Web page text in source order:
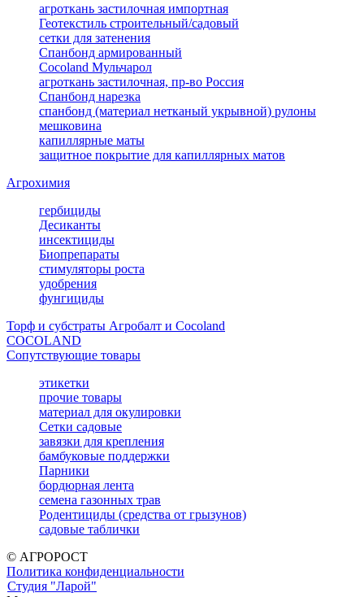
агроткань застилочная импортная
Геотекстиль строительный/садовый
сетки для затенения
Спанбонд армированный
Cocoland Мульчарол
агроткань застилочная, пр-во Россия
Спанбонд нарезка
спанбонд (материал нетканый укрывной) рулоны
мешковина
капиллярные маты
защитное покрытие для капиллярных матов
Агрохимия
гербициды
Десиканты
инсектициды
Биопрепараты
стимуляторы роста
удобрения
фунгициды
Торф и субстраты Агробалт и Cocoland
COCOLAND
Сопутствующие товары
этикетки
прочие товары
материал для окулировки
Сетки садовые
завязки для крепления
бамбуковые поддержки
Парники
бордюрная лента
семена газонных трав
Родентициды (средства от грызунов)
садовые таблички
© АГРОРОСТ
Политика конфиденциальности
Студия "Ларой"